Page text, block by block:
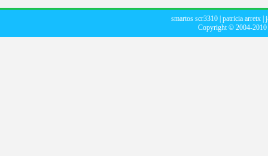
smartos scr3310 patricia arretx
Copyright © 2004-2010